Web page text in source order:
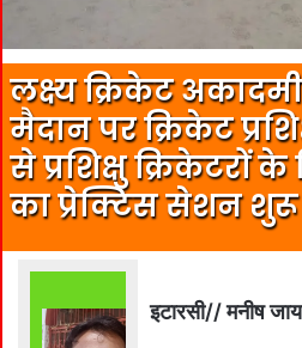
लक्ष्य क्रिकेट अकादमी
मैदान पर क्रिकेट
से प्रशिक्षु क्रिकेटरों
का प्रेक्टिस सेशन शुरू
इटारसी// मनीष